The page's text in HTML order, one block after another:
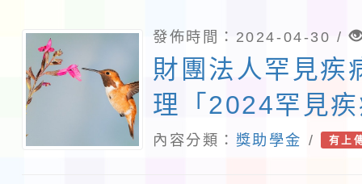
發佈時間：2024-04-30 /
財團法人罕見疾
理「2024罕見
金」申請
內容分類： 獎助學金 / 有上